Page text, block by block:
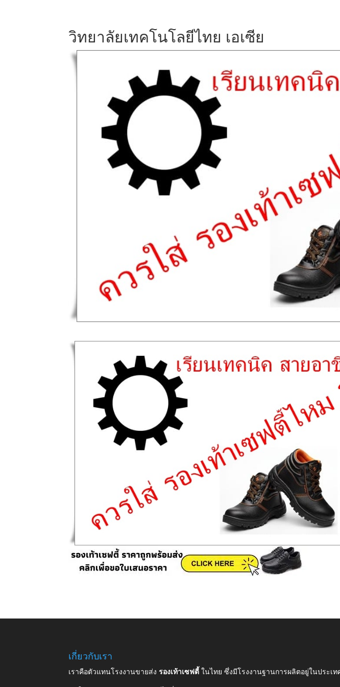
วิทยาลัยเทคโนโลยีไทย เอเซีย
เกี่ยวกับเรา
เราคือตัวแทนโรงงานขายส่งรองเท้าเซฟตี้ในไทย ซึ่งมีโรงงานฐานการผลิตอยู่ในประ